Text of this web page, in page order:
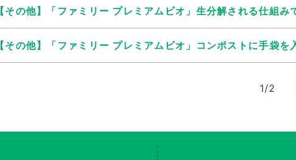
【その他】「ファミリー プレミアムビオ」生分解される仕組み
【その他】「ファミリー プレミアムビオ」コンポストに手袋を
1/2